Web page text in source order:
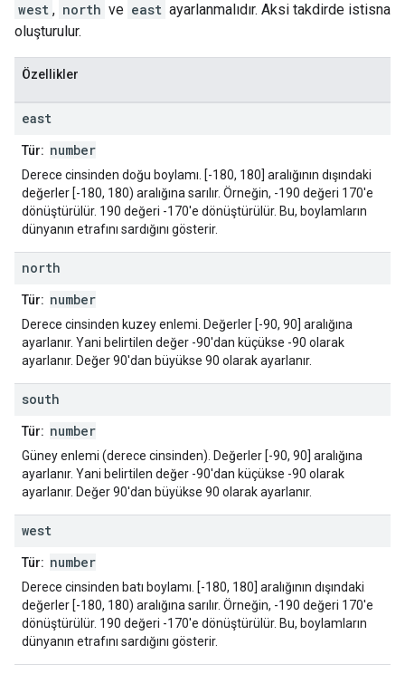
west , north ve east ayarlanmalıdır. Aksi takdirde istisna
oluşturulur.
Özellikler
east
Tür: number
Derece cinsinden doğu boylamı. [-180, 180] aralığının dışındaki
değerler [-180, 180) aralığına sarılır. Örneğin, -190 değeri 170'e
dönüştürülür. 190 değeri -170'e dönüştürülür. Bu, boylamların
dünyanın etrafını sardığını gösterir.
north
Tür: number
Derece cinsinden kuzey enlemi. Değerler [-90, 90] aralığına
ayarlanır. Yani belirtilen değer -90'dan küçükse -90 olarak
ayarlanır. Değer 90'dan büyükse 90 olarak ayarlanır.
south
Tür: number
Güney enlemi (derece cinsinden). Değerler [-90, 90] aralığına
ayarlanır. Yani belirtilen değer -90'dan küçükse -90 olarak
ayarlanır. Değer 90'dan büyükse 90 olarak ayarlanır.
west
Tür: number
Derece cinsinden batı boylamı. [-180, 180] aralığının dışındaki
değerler [-180, 180) aralığına sarılır. Örneğin, -190 değeri 170'e
dönüştürülür. 190 değeri -170'e dönüştürülür. Bu, boylamların
dünyanın etrafını sardığını gösterir.